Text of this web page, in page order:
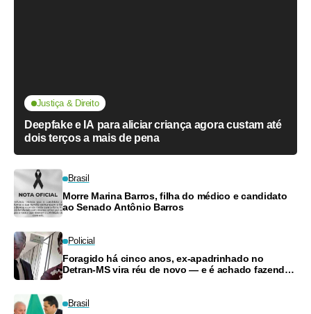
Justiça & Direito
Deepfake e IA para aliciar criança agora custam até
dois terços a mais de pena
Brasil
Morre Marina Barros, filha do médico e candidato
ao Senado Antônio Barros
Policial
Foragido há cinco anos, ex-apadrinhado no
Detran-MS vira réu de novo — e é achado fazendo
Brasil